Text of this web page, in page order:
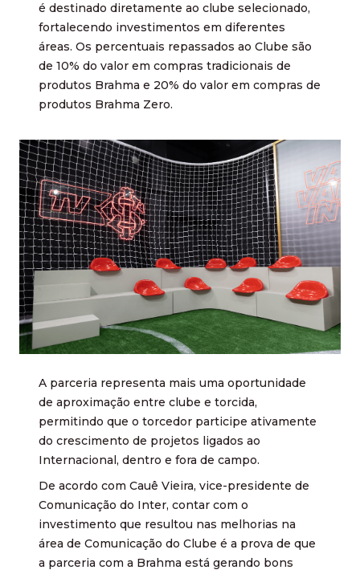
é destinado diretamente ao clube selecionado,
fortalecendo investimentos em diferentes
áreas. Os percentuais repassados ao Clube são
de 10% do valor em compras tradicionais de
produtos Brahma e 20% do valor em compras de
produtos Brahma Zero.
A parceria representa mais uma oportunidade
de aproximação entre clube e torcida,
permitindo que o torcedor participe ativamente
do crescimento de projetos ligados ao
Internacional, dentro e fora de campo.
De acordo com Cauê Vieira, vice-presidente de
Comunicação do Inter, contar com o
investimento que resultou nas melhorias na
área de Comunicação do Clube é a prova de que
a parceria com a Brahma está gerando bons